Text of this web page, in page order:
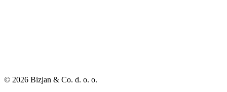
© 2026 Bizjan & Co. d. o. o.